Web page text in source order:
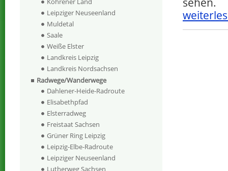
Leipziger Neuseenland
Muldetal
Saale
Weiße Elster
Landkreis Leipzig
Landkreis Nordsachsen
Radwege/Wanderwege
Dahlener-Heide-Radroute
Elisabethpfad
Elsterradweg
Freistaat Sachsen
Grüner Ring Leipzig
Leipzig-Elbe-Radroute
Leipziger Neuseenland
Lutherweg Sachsen